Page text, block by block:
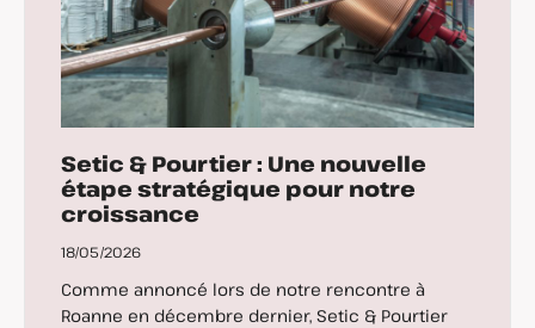
Setic & Pourtier : Une nouvelle
étape stratégique pour notre
croissance
18/05/2026
Comme annoncé lors de notre rencontre à
Roanne en décembre dernier, Setic & Pourtier